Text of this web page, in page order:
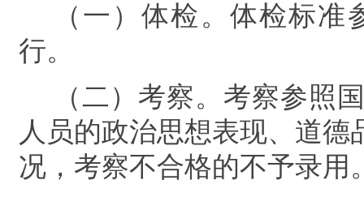
（一）体检。 体检标准
行。
（二）考察。 考察参照
人员的政治思想表现、道
况，考察不合格的不予录用